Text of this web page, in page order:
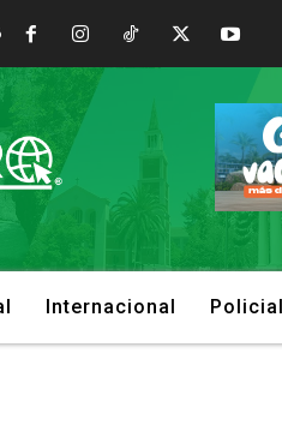
Internacional Policial